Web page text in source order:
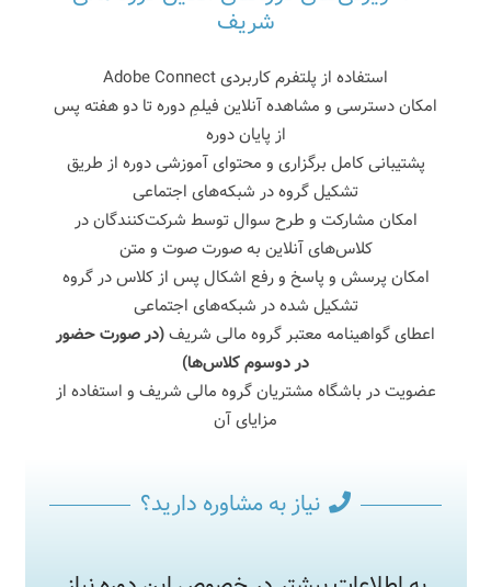
شریف
استفاده از پلتفرم کاربردی Adobe Connect
امکان دسترسی و مشاهده آنلاین فیلمِ دوره تا دو هفته پس
از پایان دوره
پشتیبانی کامل برگزاری و محتوای آموزشی دوره از طریق
تشکیل گروه در شبکه‌های اجتماعی
امکان مشارکت و طرح سوال توسط شرکت‌کنندگان در
کلاس‌های آنلاین به صورت صوت و متن
امکان پرسش و پاسخ و رفع اشکال پس از کلاس در گروه
تشکیل شده در شبکه‌های اجتماعی
اعطای گواهینامه معتبر گروه مالی شریف(در صورت حضور
در دوسوم کلاس‌ها)
عضویت در باشگاه مشتریان گروه مالی شریف و استفاده از
مزایای آن
نیاز به مشاوره دارید؟